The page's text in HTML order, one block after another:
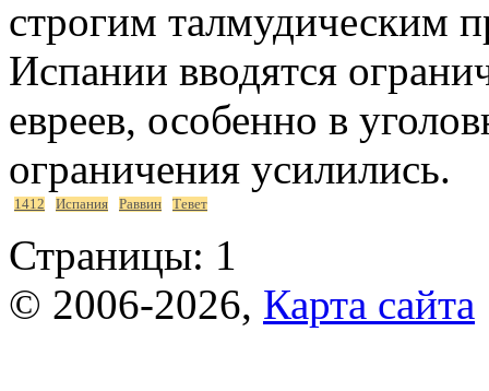
строгим талмудическим
Испании вводятся
евреев, особенно в
ограничения усилились.
1412 Испания Раввин Тевет
Страницы: 1
© 2006-2026, Карта сайта